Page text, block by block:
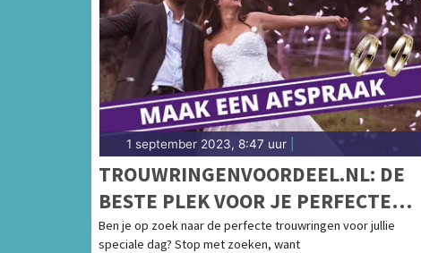
1 september 2023, 8:47 uur
TROUWRINGENVOORDEEL.NL: DE
BESTE PLEK VOOR JE PERFECTE
TROUWRINGEN
Ben je op zoek naar de perfecte trouwringen voor jullie
speciale dag? Stop met zoeken, want